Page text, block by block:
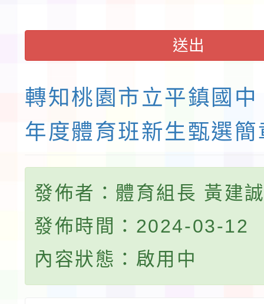
送出
轉知桃園市立平鎮國
年度體育班新生甄選簡
發佈者：體育組長 黃建
發佈時間：2024-03-12
內容狀態：啟用中